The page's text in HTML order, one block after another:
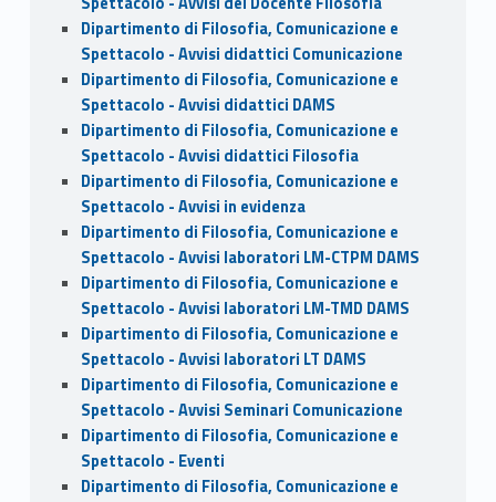
Dipartimento di Filosofia, Comunicazione e
Spettacolo - Avvisi didattici Comunicazione
Dipartimento di Filosofia, Comunicazione e
Spettacolo - Avvisi didattici DAMS
Dipartimento di Filosofia, Comunicazione e
Spettacolo - Avvisi didattici Filosofia
Dipartimento di Filosofia, Comunicazione e
Spettacolo - Avvisi in evidenza
Dipartimento di Filosofia, Comunicazione e
Spettacolo - Avvisi laboratori LM-CTPM DAMS
Dipartimento di Filosofia, Comunicazione e
Spettacolo - Avvisi laboratori LM-TMD DAMS
Dipartimento di Filosofia, Comunicazione e
Spettacolo - Avvisi laboratori LT DAMS
Dipartimento di Filosofia, Comunicazione e
Spettacolo - Avvisi Seminari Comunicazione
Dipartimento di Filosofia, Comunicazione e
Spettacolo - Eventi
Dipartimento di Filosofia, Comunicazione e